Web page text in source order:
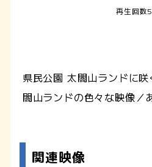
再生回数
県民公園 太閤山ランドに
閤山ランドの色々な映像／
関連映像